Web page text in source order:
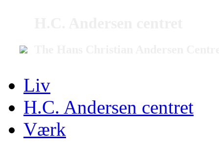
Liv
H.C. Andersen centret
Værk